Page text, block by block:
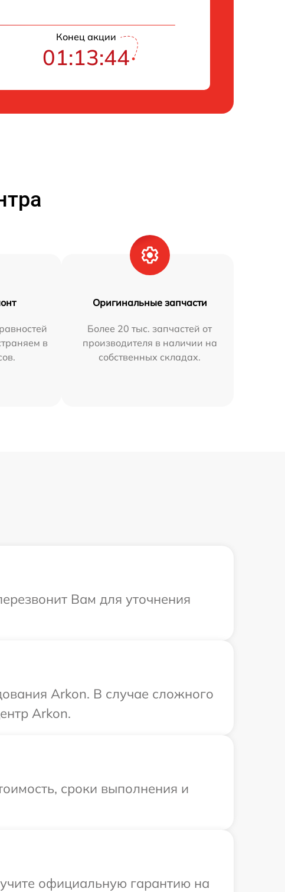
Конец акции
01:13:43
в
Оригинальные запчасти
Более 20 тыс. запчастей от
производителя в наличии на
собственных складах.
Вам для уточнения
Arkon. В случае сложного
Arkon.
сроки выполнения и
официальную гарантию на